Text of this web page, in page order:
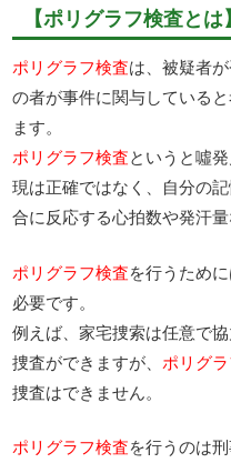
【ポリグラフ検査とは】
ポリグラフ検査は、被疑者
の者が事件に関与している
ます。
ポリグラフ検査というと噓
現は正確ではなく、自分の
合に反応する心拍数や発汗
ポリグラフ検査を行うため
必要です。
例えば、家宅捜索は任意で
捜査ができますが、 ポリグ
捜査はできません。
ポリグラフ検査を行うのは